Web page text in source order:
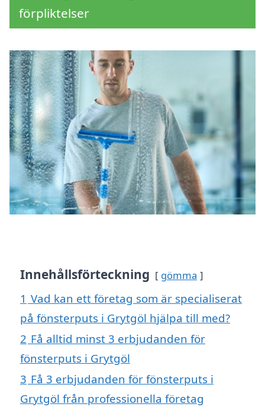
förpliktelser
Innehållsförteckning gömma
1 Vad kan ett företag som är specialiserat
på fönsterputs i Grytgöl hjälpa till med?
2 Få alltid minst 3 erbjudanden för
fönsterputs i Grytgöl
3 Få 3 erbjudanden för fönsterputs i
Grytgöl från professionella företag